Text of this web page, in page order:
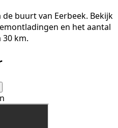
buurt van Eerbeek. Bekijk
en het aantal
km.